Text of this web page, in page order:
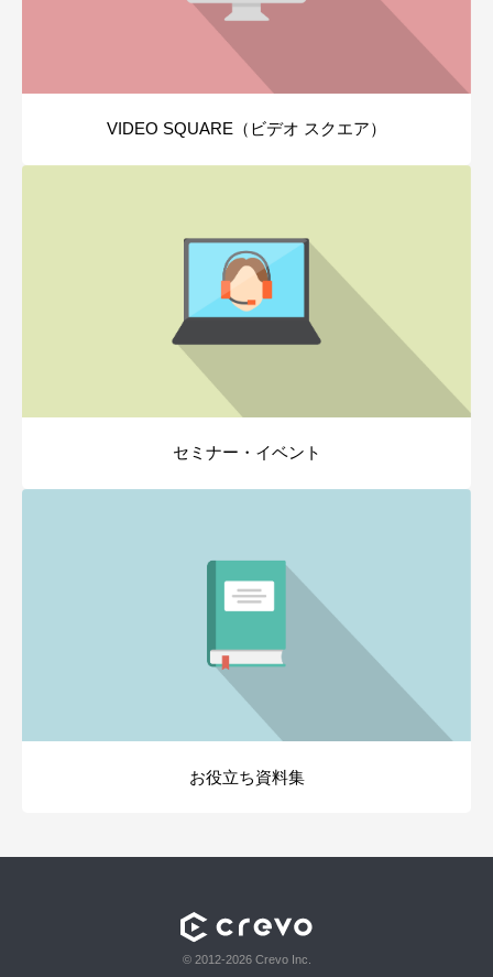
VIDEO SQUARE（ビデオ スクエア）
セミナー・イベント
お役立ち資料集
© 2012-2026 Crevo Inc.